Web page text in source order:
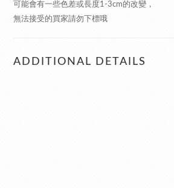
可能會有一些色差或長度1-3cm的改變，
無法接受的買家請勿下標哦
ADDITIONAL DETAILS